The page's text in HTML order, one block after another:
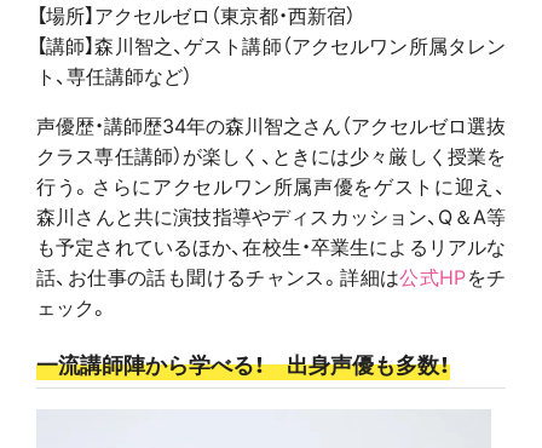
【場所】アクセルゼロ（東京都・西新宿）
【講師】森川智之、ゲスト講師（アクセルワン所属タレン
ト、専任講師など）
声優歴・講師歴34年の森川智之さん（アクセルゼロ選抜
クラス専任講師）が楽しく、ときには少々厳しく授業を
行う。さらにアクセルワン所属声優をゲストに迎え、
森川さんと共に演技指導やディスカッション、Q＆A等
も予定されているほか、在校生・卒業生によるリアルな
話、お仕事の話も聞けるチャンス。詳細は公式HPをチ
ェック。
一流講師陣から学べる！ 出身声優も多数！